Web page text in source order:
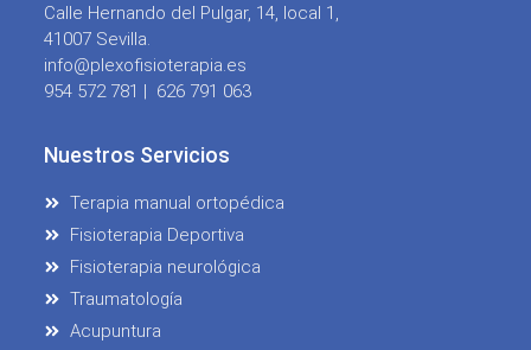
Calle Hernando del Pulgar, 14, local 1,
41007 Sevilla.
info@plexofisioterapia.es
954 572 781 | 626 791 063
Nuestros Servicios
Terapia manual ortopédica
Fisioterapia Deportiva
Fisioterapia neurológica
Traumatología
Acupuntura